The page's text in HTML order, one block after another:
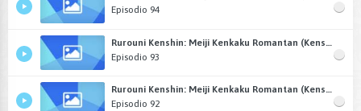
Episodio 94
Episodio 93
Rurouni Kenshin: Meiji Kenkaku Romantan (Kenshin: El Guerrero Samurái) Castellano
Episodio 92